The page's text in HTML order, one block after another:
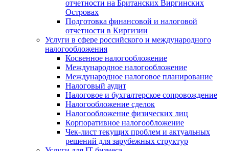
отчетности на Британских Виргинских
Островах
Подготовка финансовой и налоговой
отчетности в Киргизии
Услуги в сфере российского и международного
налогообложения
Косвенное налогообложение
Международное налогообложение
Международное налоговое планирование
Налоговый аудит
Налоговое и бухгалтерское сопровождение
Налогообложение сделок
Налогообложение физических лиц
Корпоративное налогообложение
Чек-лист текущих проблем и актуальных
решений для зарубежных структур